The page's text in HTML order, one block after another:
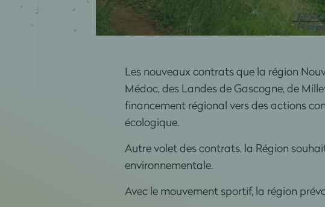
Les nouveaux contrats que la région
Médoc, des Landes de Gascogne, de
financement régional vers des actions
écologique.
Autre volet des contrats, la Région
environnementale.
Avec le mouvement sportif, la région